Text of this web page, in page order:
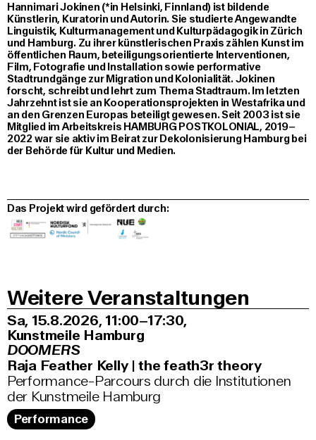
Hannimari Jokinen (*in Helsinki, Finnland) ist bildende
Künstlerin, Kuratorin und Autorin. Sie studierte Angewandte
Linguistik, Kulturmanagement und Kulturpädagogik in Zürich
und Hamburg. Zu ihrer künstlerischen Praxis zählen Kunst im
öffentlichen Raum, beteiligungsorientierte Interventionen,
Film, Fotografie und Installation sowie performative
Stadtrundgänge zur Migration und Kolonialität. Jokinen
forscht, schreibt und lehrt zum Thema Stadtraum. Im letzten
Jahrzehnt ist sie an Kooperationsprojekten in Westafrika und
an den Grenzen Europas beteiligt gewesen. Seit 2003 ist sie
Mitglied im Arbeitskreis HAMBURG POSTKOLONIAL, 2019–
2022 war sie aktiv im Beirat zur Dekolonisierung Hamburg bei
der Behörde für Kultur und Medien.
Das Projekt wird gefördert durch:
Weitere Veranstaltungen
Sa, 15.8.2026 11:00–17:30,
Kunstmeile Hamburg
DOOMERS
Raja Feather Kelly | the feath3r theory
Performance-Parcours durch die Institutionen
der Kunstmeile Hamburg
Performance